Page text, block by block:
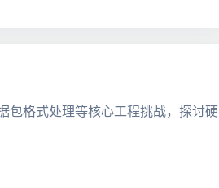
包格式处理等核心工程挑战，探讨硬